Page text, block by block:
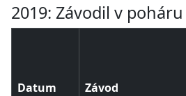
2019: Závodil v
Datum Závod